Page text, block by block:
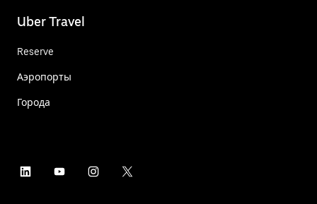
Uber Travel
Reserve
Аэропорты
Города